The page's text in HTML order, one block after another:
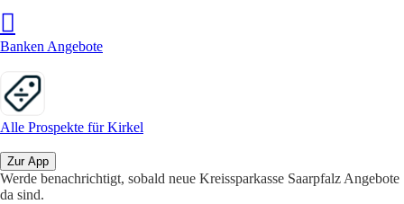
Banken Angebote
Alle Prospekte für Kirkel
Zur App
Werde benachrichtigt, sobald neue Kreissparkasse Saarpfalz Angebote
da sind.